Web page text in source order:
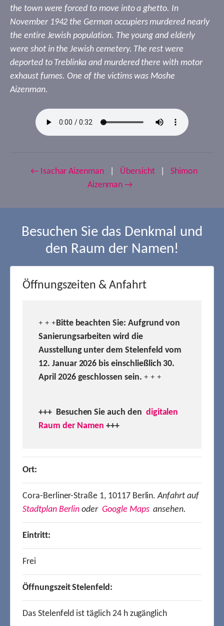
the town were forced to move into a ghetto. In
November 1942 the German occupiers murdered nearly
the entire Jewish population. The young and elderly
were shot in the Jewish cemetery. The rest were
deported to Treblinka and murdered there with motor
exhaust fumes. One of the victims was Moshe
Aizenman.
← Isachar Aizenman Übersicht
Shimon
Aizenman →
Besuchen Sie das Denkmal und
den Raum der Namen!
Öffnungszeiten & Anfahrt
+ + +Bitte beachten Sie: Aufgrund von
Sanierungsarbeiten wird die
Ausstellung unter dem Stelenfeld vom
12. Januar 2026 bis einschließlich 30.
April 2026 geschlossen sein. + + +
+++ Besuchen Sie auch den digitalen
Raum der Namen +++
Ort:
Cora-Berliner-Straße 1, 10117 Berlin.Anfahrt auf
Stadtplan Berlin oder Google Mapsansehen.
Eintritt:
Frei
Öffnungszeit Stelenfeld:
Das Stelenfeld ist täglich 24 h zugänglich